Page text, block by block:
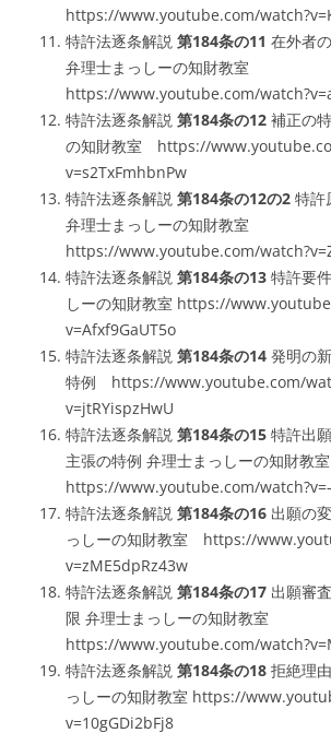
https://www.youtube.com/
特許法逐条解説 第184条の11 在外者
弁理士まっしーの知財教室
https://www.youtube.com/
特許法逐条解説 第184条の12 補正の
の知財教室 https://
v=s2TxFmhbnPw
特許法逐条解説 第184条の12の2 特許
弁理士まっしーの知財教室
https://www.youtube.com/
特許法逐条解説 第184条の13 特許要
しーの知財教室 https://
v=Afxf9GaUT5o
特許法逐条解説 第184条の14 発明の
特例 https://www.youtube.com/
v=jtRYispzHwU
特許法逐条解説 第184条の15 特許出
主張の特例 弁理士まっしーの知財教
https://www.youtube.com/
特許法逐条解説 第184条の16 出願の
っしーの知財教室 https://
v=zME5dpRz43w
特許法逐条解説 第184条の17 出願審
限 弁理士まっしーの知財教室
https://www.youtube.com/
特許法逐条解説 第184条の18 拒絶理
っしーの知財教室 https://
v=10gGDi2bFj8